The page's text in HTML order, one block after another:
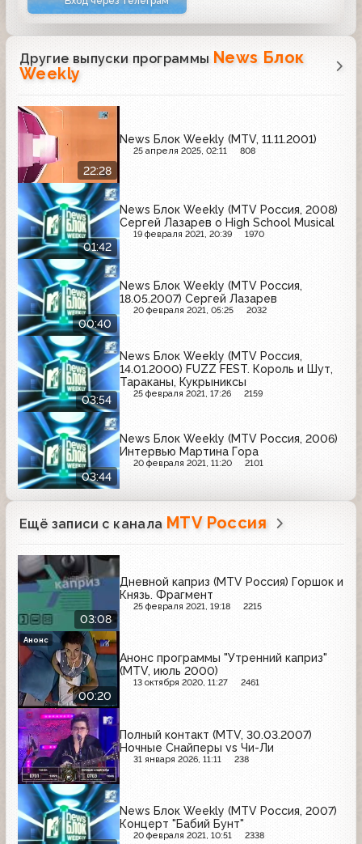
Другие выпуски программы News Блок
Weekly
22:28
News Блок Weekly (MTV, 11.11.2001)
25 апреля 2025, 02:11 808
01:42
News Блок Weekly (MTV Россия, 2008)
Сергей Лазарев о High School Musical
19 февраля 2021, 20:39 1970
00:40
News Блок Weekly (MTV Россия,
18.05.2007) Сергей Лазарев
20 февраля 2021, 05:25 2032
03:54
News Блок Weekly (MTV Россия,
14.01.2000) FUZZ FEST. Король и Шут,
Тараканы, Кукрыниксы
25 февраля 2021, 17:26 2159
03:44
News Блок Weekly (MTV Россия, 2006)
Интервью Мартина Гора
20 февраля 2021, 11:20 2101
Ещё записи с канала MTV Россия
03:08
Дневной каприз (MTV Россия) Горшок и
Князь. Фрагмент
25 февраля 2021, 19:18 2215
00:20
Анонс программы "Утренний каприз"
(MTV, июль 2000)
13 октября 2020, 11:27 2461
Анонс
Полный контакт (MTV, 30.03.2007)
Ночные Снайперы vs Чи-Ли
31 января 2026, 11:11 238
News Блок Weekly (MTV Россия, 2007)
Концерт "Бабий Бунт"
20 февраля 2021, 10:51 2338